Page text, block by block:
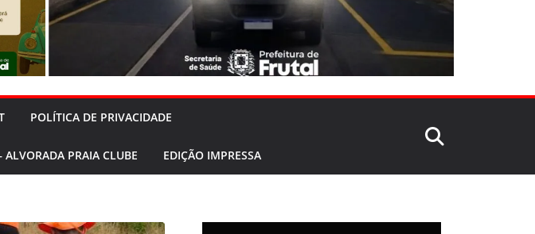
POLÍTICA DE PRIVACIDADE
PRAIA CLUBE EDIÇÃO IMPRESSA